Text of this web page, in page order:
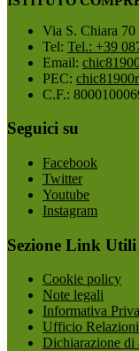
Via S. Chiara
Tel: Tel.: +39
Email:
PEC:
C.F.:
Seguici su
Facebook
Twitter
Youtube
Instagram
Sezione Link Utili
Cookie policy
Note legali
Informativa
Ufficio
Dichiarazione di